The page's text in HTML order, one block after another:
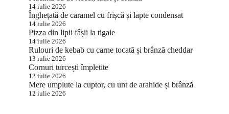
14 iulie 2026
Înghețată de caramel cu frișcă și lapte condensat
14 iulie 2026
Pizza din lipii fâșii la tigaie
14 iulie 2026
Rulouri de kebab cu carne tocată și brânză cheddar
13 iulie 2026
Cornuri turcești împletite
12 iulie 2026
Mere umplute la cuptor, cu unt de arahide și brânză
12 iulie 2026